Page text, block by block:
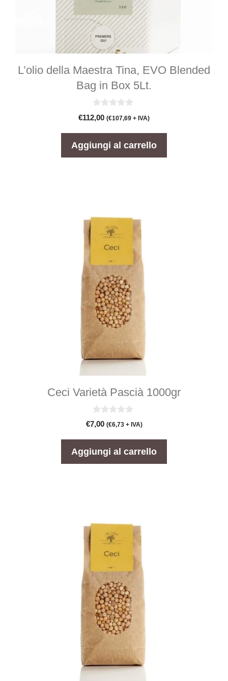
L’olio della Maestra Tina, EVO Blended
Bag in Box 5Lt.
0
s
€112,00 (€107,69 + IVA)
Aggiungi al carrello
Ceci Varietà Pascià 1000gr
0
s
€7,00 (€6,73+ IVA)
Aggiungi al carrello